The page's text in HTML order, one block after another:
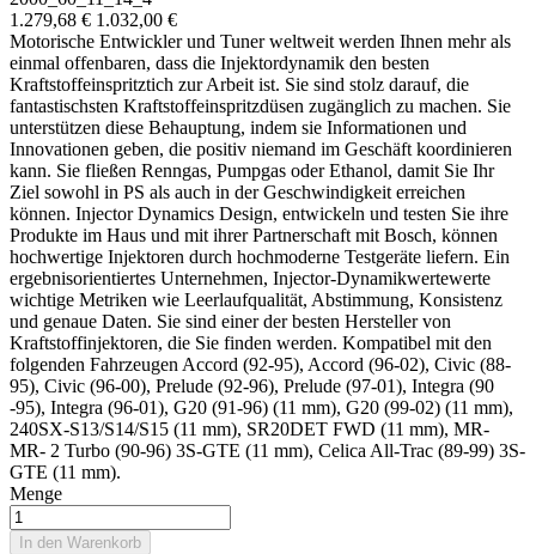
1.279,68 € 1.032,00 €
Motorische Entwickler und Tuner weltweit werden Ihnen mehr als
einmal offenbaren, dass die Injektordynamik den besten
Kraftstoffeinspritztich zur Arbeit ist. Sie sind stolz darauf, die
fantastischsten Kraftstoffeinspritzdüsen zugänglich zu machen. Sie
unterstützen diese Behauptung, indem sie Informationen und
Innovationen geben, die positiv niemand im Geschäft koordinieren
kann. Sie fließen Renngas, Pumpgas oder Ethanol, damit Sie Ihr
Ziel sowohl in PS als auch in der Geschwindigkeit erreichen
können. Injector Dynamics Design, entwickeln und testen Sie ihre
Produkte im Haus und mit ihrer Partnerschaft mit Bosch, können
hochwertige Injektoren durch hochmoderne Testgeräte liefern. Ein
ergebnisorientiertes Unternehmen, Injector-Dynamikwertewerte
wichtige Metriken wie Leerlaufqualität, Abstimmung, Konsistenz
und genaue Daten. Sie sind einer der besten Hersteller von
Kraftstoffinjektoren, die Sie finden werden. Kompatibel mit den
folgenden Fahrzeugen Accord (92-95), Accord (96-02), Civic (88-
95), Civic (96-00), Prelude (92-96), Prelude (97-01), Integra (90
-95), Integra (96-01), G20 (91-96) (11 mm), G20 (99-02) (11 mm),
240SX-S13/S14/S15 (11 mm), SR20DET FWD (11 mm), MR-
MR- 2 Turbo (90-96) 3S-GTE (11 mm), Celica All-Trac (89-99) 3S-
GTE (11 mm).
Menge
In den Warenkorb